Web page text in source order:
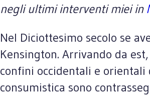
negli ultimi interventi miei in
Nel Diciottesimo secolo se
Kensington. Arrivando da
confini occidentali e orientali
consumistica sono